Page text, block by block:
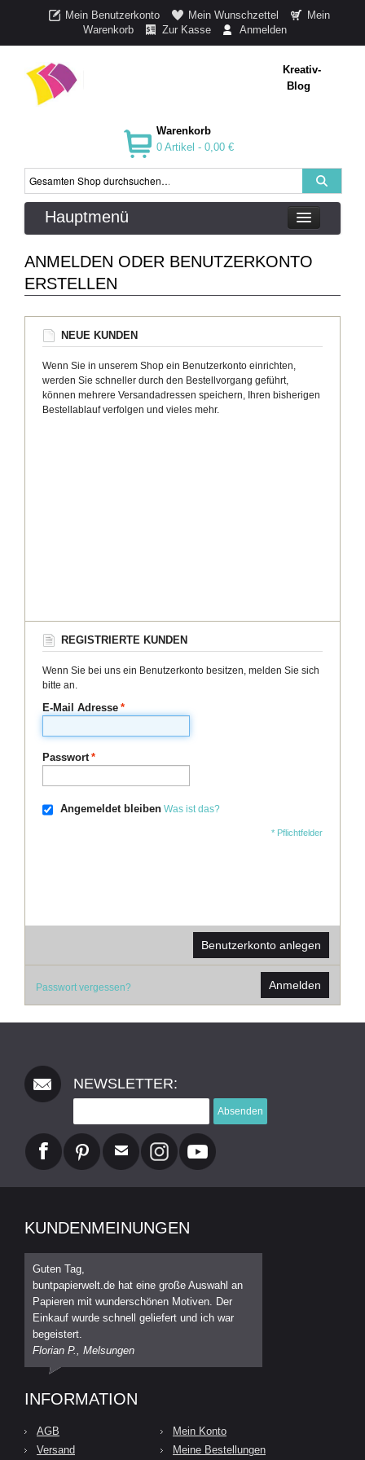
Mein Benutzerkonto Mein Wunschzettel
Mein
Warenkorb
Zur Kasse Anmelden
Kreativ-
Blog
Warenkorb
0 Artikel - 0,00 €
Hauptmenü
ANMELDEN ODER BENUTZERKONTO
ERSTELLEN
NEUE KUNDEN
Wenn Sie in unserem Shop ein Benutzerkonto einrichten,
werden Sie schneller durch den Bestellvorgang geführt,
können mehrere Versandadressen speichern, Ihren bisherigen
Bestellablauf verfolgen und vieles mehr.
REGISTRIERTE KUNDEN
Wenn Sie bei uns ein Benutzerkonto besitzen, melden Sie sich
bitte an.
*
E-Mail Adresse
*
Passwort
Angemeldet bleiben Was ist das?
* Pflichtfelder
Benutzerkonto anlegen
Passwort vergessen? Anmelden
NEWSLETTER:
Absenden
KUNDENMEINUNGEN
Guten Tag,
buntpapierwelt.de hat eine große Auswahl an
Papieren mit wunderschönen Motiven. Der
Einkauf wurde schnell geliefert und ich war
begeistert.
Florian P., Melsungen
INFORMATION
AGB
Versand
Mein Konto
Meine Bestellungen